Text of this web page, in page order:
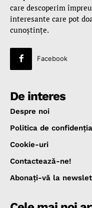
care descoperim
interesante care pot
cunoştinţe.
Facebook
De interes
Despre noi
Politica de
Cookie-uri
Contactează-ne!
Abonaţi-vă la